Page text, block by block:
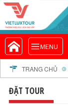
MENU
TOUR CAO CẤP
TOUR TRONG NƯỚC
TOUR NƯỚC NGOÀI
TOUR KHỞI HÀNH
TOUR KHỞI HÀNH TỪ
TRANG CHỦ
ĐẶT TOUR